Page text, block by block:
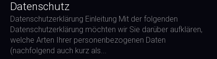
Datenschutz
Datenschutzerklärung Einleitung Mit der folgenden
Datenschutzerklärung möchten wir Sie darüber aufklären,
welche Arten Ihrer personenbezogenen Daten
(nachfolgend auch kurz als...